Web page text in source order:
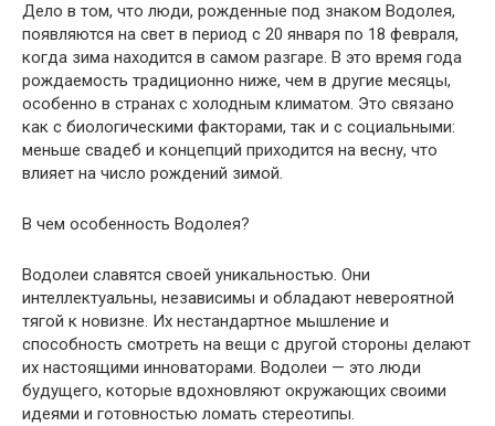
Дело в том, что люди, рожденные под знаком Водолея,
появляются на свет в период с 20 января по 18 февраля,
когда зима находится в самом разгаре. В это время года
рождаемость традиционно ниже, чем в другие месяцы,
особенно в странах с холодным климатом. Это связано
как с биологическими факторами, так и с социальными:
меньше свадеб и концепций приходится на весну, что
влияет на число рождений зимой.
В чем особенность Водолея?
Водолеи славятся своей уникальностью. Они
интеллектуальны, независимы и обладают невероятной
тягой к новизне. Их нестандартное мышление и
способность смотреть на вещи с другой стороны делают
их настоящими инноваторами. Водолеи — это люди
будущего, которые вдохновляют окружающих своими
идеями и готовностью ломать стереотипы.